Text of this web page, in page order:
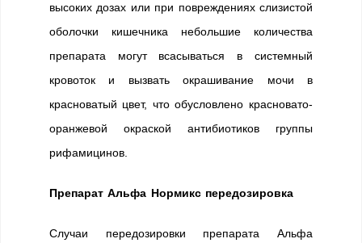
высоких дозах или при повреждениях слизистой
оболочки кишечника небольшие количества
препарата могут всасываться в системный
кровоток и вызвать окрашивание мочи в
красноватый цвет, что обусловлено красновато-
оранжевой окраской антибиотиков группы
рифамицинов.
Препарат Альфа Нормикс передозировка
Случаи передозировки препарата Альфа